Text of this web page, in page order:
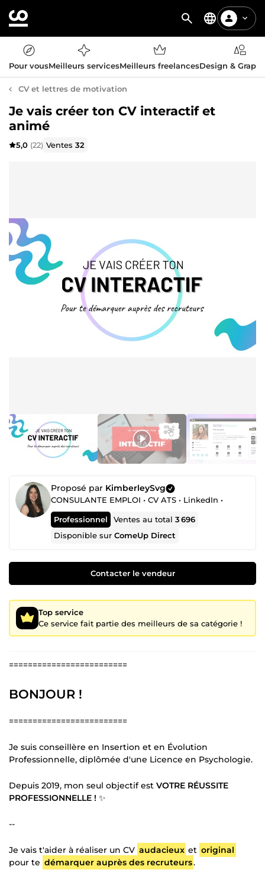
Pour vousMeilleurs servicesMeilleurs freelancesDesign &
CV et lettres de motivation
Je vais créer ton CV interactif et
animé
5,0 (22) Ventes32
Proposé par KimberleySvg
CONSULANTE EMPLOI • CV ATS • LinkedIn •
Professionnel Ventes au total3 696
Disponible surComeUp Direct
Contacter le vendeur
Top service
Ce service fait partie des meilleurs de sa catégorie !
=========================
BONJOUR !
=========================
Je suis conseillère en Insertion et en Évolution
Professionnelle, diplômée d'une Licence en Psychologie.
Depuis 2019, mon seul objectif est VOTRE RÉUSSITE
PROFESSIONNELLE ! ✨
--
Je vais t'aider à réaliser un CV audacieux et original
pour te démarquer auprès des recruteurs.